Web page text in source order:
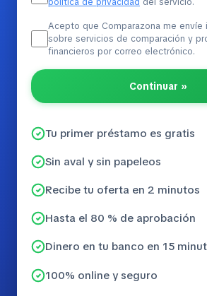
política de privacidad del servicio.
Acepto que Comparazona me envíe
sobre servicios de comparación y
financieros por correo electrónico.
Continuar »
Tu primer préstamo es gratis
Sin aval y sin papeleos
Recibe tu oferta en 2 minutos
Hasta el 80 % de aprobación
Dinero en tu banco en 15
100% online y seguro